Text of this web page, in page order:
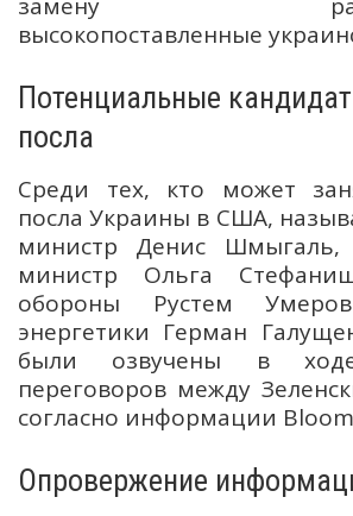
замену
высокопоставленные
Потенциальные
посла
Среди тех, кто может
посла Украины в США,
министр Денис Шмыгаль,
министр Ольга
обороны Рустем
энергетики Герман
были озвучены в
переговоров между
согласно информации
Опровержение